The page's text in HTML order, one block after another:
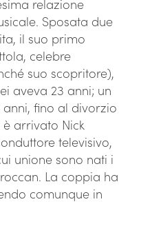
relazione
Sposata due
il suo primo
celebre
suo scopritore),
aveva 23 anni; un
fino al divorzio
è arrivato Nick
televisivo,
unione sono nati i
La coppia ha
comunque in